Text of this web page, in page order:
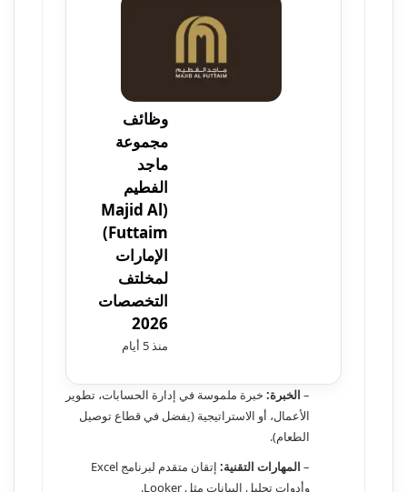
وظائف
مجموعة
ماجد
الفطيم
(Majid Al
Futtaim)
الإمارات
لمخلتف
التخصصات
2026
منذ 5 أيام
– الخبرة: خبرة ملموسة في إدارة الحسابات، تطوير
الأعمال، أو الاستراتيجية (يفضل في قطاع توصيل
الطعام).
– المهارات التقنية:
إتقان متقدم لبرنامج Excel
وأدوات تحليل البيانات مثل Looker.